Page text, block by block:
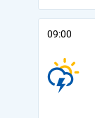
09:00